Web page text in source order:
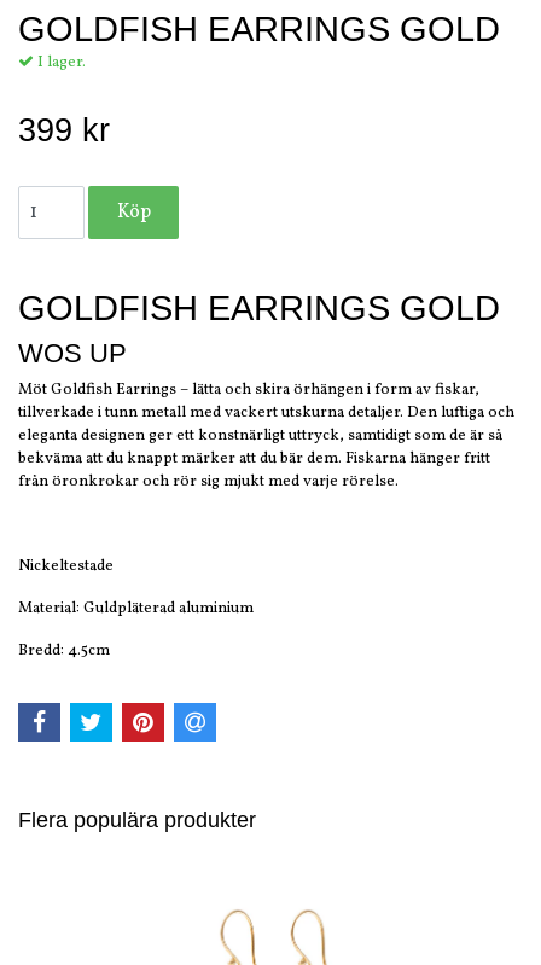
GOLDFISH EARRINGS GOLD
I lager.
399 kr
GOLDFISH EARRINGS GOLD
WOS UP
Möt Goldfish Earrings – lätta och skira örhängen i form av fiskar,
tillverkade i tunn metall med vackert utskurna detaljer. Den luftiga och
eleganta designen ger ett konstnärligt uttryck, samtidigt som de är så
bekväma att du knappt märker att du bär dem. Fiskarna hänger fritt
från öronkrokar och rör sig mjukt med varje rörelse.
Nickeltestade
Material: Guldpläterad aluminium
Bredd: 4.5cm
Flera populära produkter